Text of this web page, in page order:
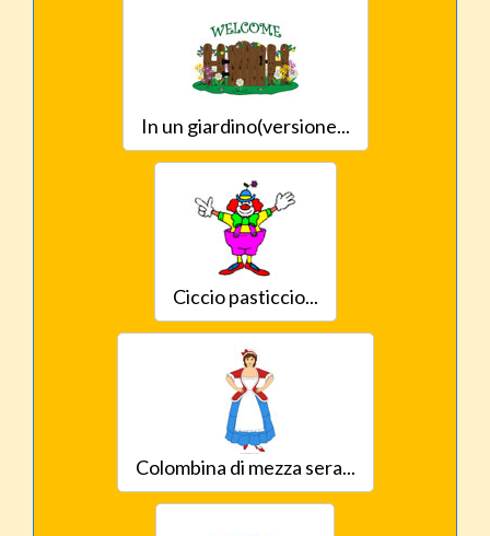
In un giardino(versione...
Ciccio pasticcio...
Colombina di mezza sera...